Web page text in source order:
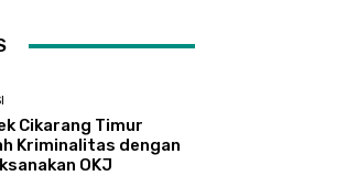
Cikarang Timur
Kriminalitas dengan
OKJ